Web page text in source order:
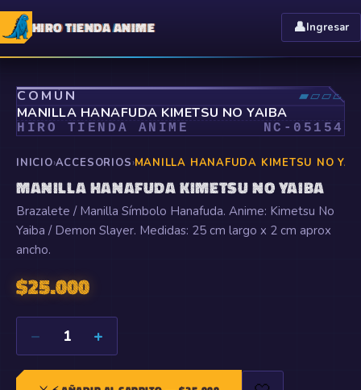
HIRO TIENDA ANIME 👤Ingresar
COMÚN ▰▱▱▱
⤢
MANILLA HANAFUDA KIMETSU NO YAIBA
HIRO TIENDA ANIME NC- 05154
INICIO›ACCESORIOS›MANILLA HANAFUDA KIMETSU NO
MANILLA HANAFUDA KIMETSU NO YAIBA
Brazalete / Manilla Símbolo Hanafuda. Anime: Kimetsu No
Yaiba / Demon Slayer. Medidas: 25 cm largo x 2 cm aprox
ancho.
$25.000
− 1 +